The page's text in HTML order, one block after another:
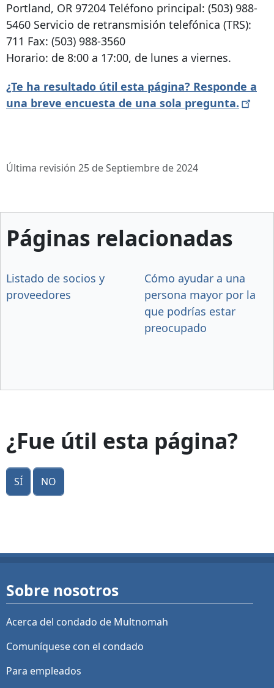
Portland, OR 97204 Teléfono principal: (503) 988-
5460 Servicio de retransmisión telefónica (TRS):
711 Fax: (503) 988-3560
Horario: de 8:00 a 17:00, de lunes a viernes.
¿Te ha resultado útil esta página? Responde a
una breve encuesta de una sola pregunta.
Última revisión 25 de Septiembre de 2024
Páginas relacionadas
Listado de socios y
proveedores
Cómo ayudar a una
persona mayor por la
que podrías estar
preocupado
¿Fue útil esta página?
Sí No
Sobre nosotros
Acerca del condado de Multnomah
Comuníquese con el condado
Para empleados